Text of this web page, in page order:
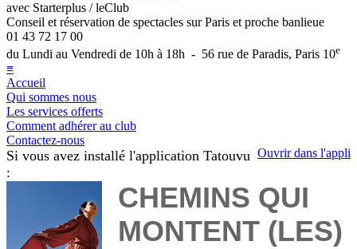
avec Starterplus / leClub
Conseil et réservation de spectacles sur Paris et proche banlieue
01 43 72 17 00
du Lundi au Vendredi de 10h à 18h - 56 rue de Paradis, Paris 10e
≡
Accueil
Qui sommes nous
Les services offerts
Comment adhérer au club
Contactez-nous
Ouvrir dans l'appli
Si vous avez installé l'application Tatouvu
:
CHEMINS QUI
MONTENT (LES)